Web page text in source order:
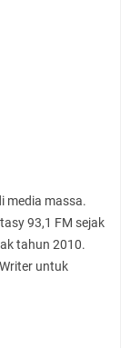
media massa.
93,1 FM sejak
tahun 2010.
untuk